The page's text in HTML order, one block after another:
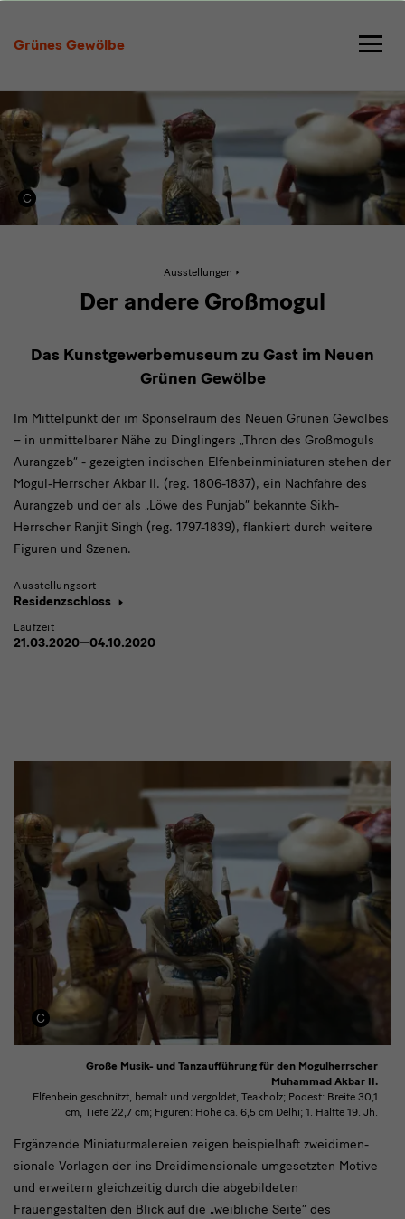
Grünes Gewölbe
andere
Großmogul
Ausstellungen
andere
Großmogul
Der andere Großmogul
Das Kunstgewerbemuseum zu Gast im Neuen
Grünen Gewölbe
Im Mittelpunkt der im Sponselraum des Neuen Grünen Gewölbes
– in unmittelbarer Nähe zu Dinglingers „Thron des Großmoguls
Aurangzeb“ - gezeigten indischen Elfenbeinminiaturen stehen der
Mogul-Herrscher Akbar II. (reg. 1806-1837), ein Nachfahre des
Aurangzeb und der als „Löwe des Punjab“ bekannte Sikh-
Herrscher Ranjit Singh (reg. 1797-1839), flankiert durch weitere
Figuren und Szenen.
Ausstellungsort
Residenzschloss
Laufzeit
21.03.2020—04.10.2020
Ergänzende
Miniaturmalereien
Ergänzende Miniaturmalereien zeigen beispielhaft zweidimen-
sionale Vorlagen der ins Dreidimensionale umgesetzten Motive
und erweitern gleichzeitig durch die abgebildeten
Frauengestalten den Blick auf die „weibliche Seite“ des
Große Musik- und Tanzaufführung für den Mogulherrscher
Muhammad Akbar II.
Elfenbein geschnitzt, bemalt und vergoldet, Teakholz; Podest: Breite 30,1
cm, Tiefe 22,7 cm; Figuren: Höhe ca. 6,5 cm Delhi; 1. Hälfte 19. Jh.